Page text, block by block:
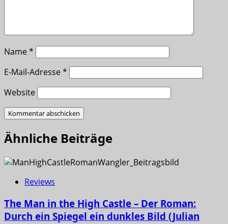
Name*
E-Mail-Adresse*
Website
Ähnliche Beiträge
Reviews
The Man in the High Castle – Der Roman:
Durch ein Spiegel ein dunkles Bild (Julian